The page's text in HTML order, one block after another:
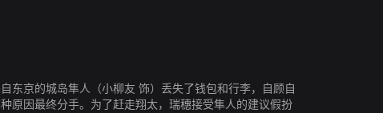
东京的城岛隼人（小柳友 饰）丢失了钱包和行李，自顾自
原因最终分手。为了赶走翔太，瑞穗接受隼人的建议假扮